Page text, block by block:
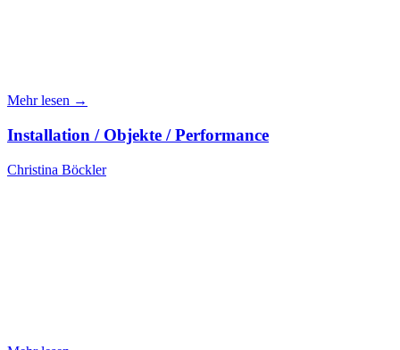
Mehr lesen →
Installation / Objekte / Performance
Christina Böckler